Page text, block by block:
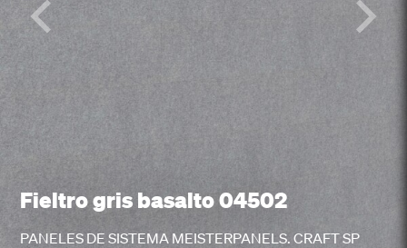
Fieltro gris basalto 04502
PANELES DE SISTEMA MEISTERPANELS. CRAFT SP